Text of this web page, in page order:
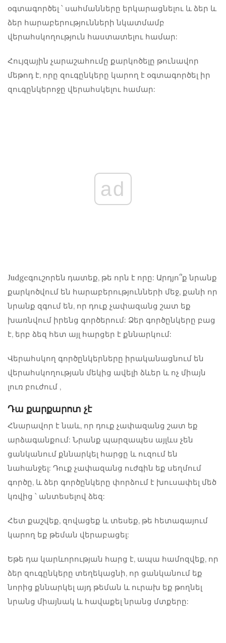
օգտագործել ՝ սահմանները երկարացնելու և ձեր և
ձեր հարաբերությունների նկատմամբ
վերահսկողություն հաստատելու համար:
Հույզային չարաշահումը քարկոծելը թունավոր
մեթոդ է, որը զուգընկերը կարող է օգտագործել իր
զուգընկերոջը վերահսկելու համար:
ad
Judgeգուշորեն դատեք, թե որն է որը: Արդյո՞ք նրանք
քարկոծվում են հարաբերությունների մեջ, քանի որ
նրանք զգում են, որ դուք չափազանց շատ եք
խառնվում իրենց գործերում: Ձեր գործընկերը բաց
է, երբ ձեզ հետ այլ հարցեր է քննարկում:
Վերահսկող գործընկերները իրականացնում են
վերահսկողության մեկից ավելի ձևեր և ոչ միայն
լուռ բուժում ,
Դա քարքարոտ չէ
Հնարավոր է նաև, որ դուք չափազանց շատ եք
արձագանքում: Նրանք պարզապես այլևս չեն
ցանկանում քննարկել հարցը և ուզում են
նահանջել: Դուք չափազանց ուժգին եք սեղմում
գործը, և ձեր գործընկերը փորձում է խուսափել մեծ
կռվից ՝ անտեսելով ձեզ:
Հետ քաշվեք, զովացեք և տեսեք, թե հետագայում
կարող եք թեման վերաբացել:
Եթե ​​դա կարևորության հարց է, ապա համոզվեք, որ
ձեր զուգընկերը տեղեկացնի, որ ցանկանում եք
նորից քննարկել այդ թեման և ուրախ եք թողնել
նրանց միայնակ և հավաքել նրանց մտքերը: